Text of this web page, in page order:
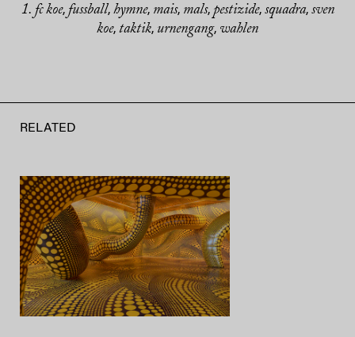
1. fc koe, fussball, hymne, mais, mals, pestizide, squadra, sven
koe, taktik, urnengang, wahlen
RELATED